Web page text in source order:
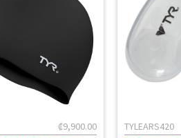
₡9,900.00 TYLEARS420